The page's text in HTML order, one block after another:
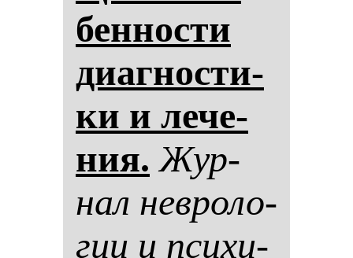
бен­нос­ти
ди­аг­нос­ти­
ки и ле­че­
ния. Жур­
нал нев­ро­ло­
гии и пси­хи­